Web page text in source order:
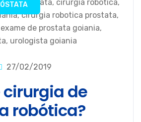
27/02/2019
cirurgia de
robótica?